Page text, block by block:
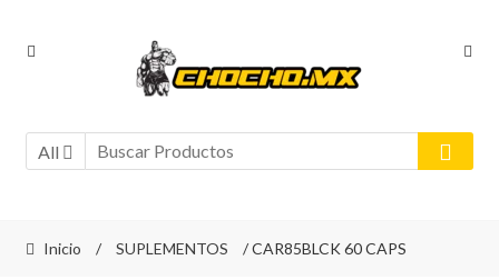
Ir
Ir
All
Inicio / SUPLEMENTOS / CAR85BLCK 60 CAPS